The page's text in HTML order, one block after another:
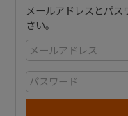
メールアドレスとパ
さい。